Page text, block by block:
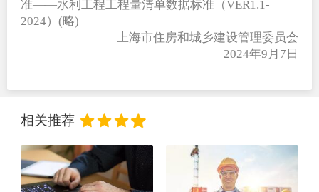
准——水利工程工程量清单数据标准（VER1.1-
2024）(略)
上海市住房和城乡建设管理委员会
2024年9月7日
相关推荐